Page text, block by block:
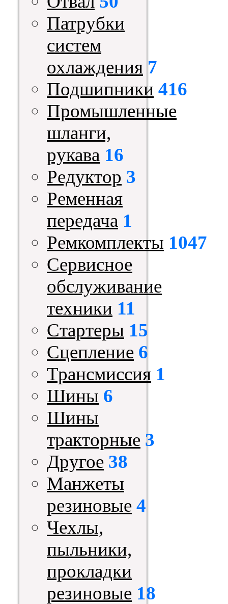
Патрубки
систем
охлаждения 7
Подшипники 416
Промышленные
шланги,
рукава 16
Редуктор 3
Ременная
передача 1
Ремкомплекты 1047
Сервисное
обслуживание
техники 11
Стартеры 15
Сцепление 6
Трансмиссия 1
Шины 6
Шины
тракторные 3
Другое 38
Манжеты
резиновые 4
Чехлы,
пыльники,
прокладки
резиновые 18